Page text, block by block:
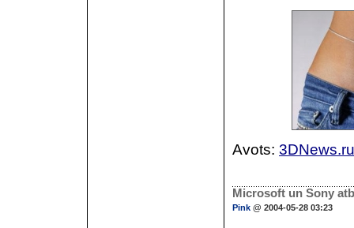
Avots: 3DNews.ru
Microsoft un Sony
Pink @ 2004-05-28 03:23